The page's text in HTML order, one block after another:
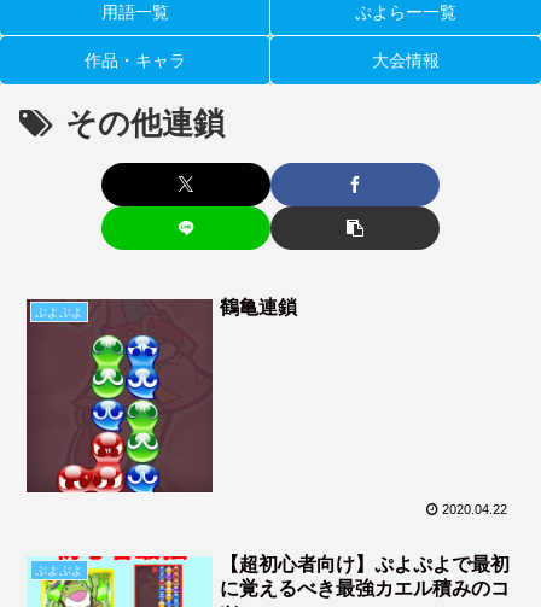
用語一覧 ぷよらー一覧
作品・キャラ 大会情報
その他連鎖
ぷよぷよ 鶴亀連鎖
2020.04.22
ぷよぷよ
【超初心者向け】ぷよぷよで最初
に覚えるべき最強カエル積みのコ